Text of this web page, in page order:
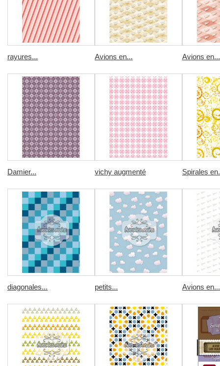
rayures... Avions en... Avions en...
Damier... vichy augmenté Spirales
diagonales... petits... Avions en...